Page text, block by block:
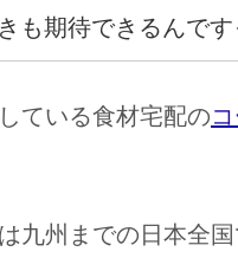
も期待できるんです
ている食材宅配の
九州までの日本全